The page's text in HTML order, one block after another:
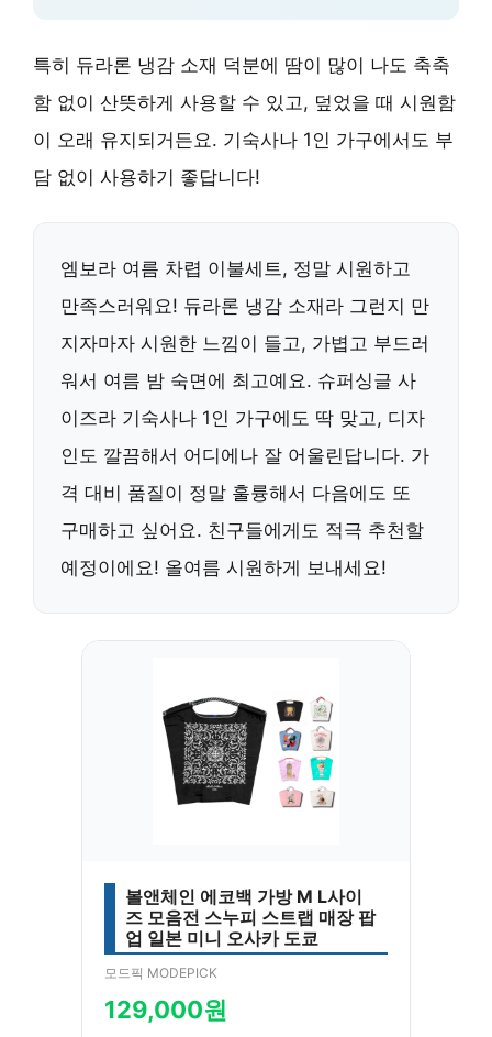
특히 듀라론 냉감 소재 덕분에 땀이 많이 나도 축축
함 없이 산뜻하게 사용할 수 있고, 덮었을 때 시원함
이 오래 유지되거든요. 기숙사나 1인 가구에서도 부
담 없이 사용하기 좋답니다!
엠보라 여름 차렵 이불세트, 정말 시원하고
만족스러워요! 듀라론 냉감 소재라 그런지 만
지자마자 시원한 느낌이 들고, 가볍고 부드러
워서 여름 밤 숙면에 최고예요. 슈퍼싱글 사
이즈라 기숙사나 1인 가구에도 딱 맞고, 디자
인도 깔끔해서 어디에나 잘 어울린답니다. 가
격 대비 품질이 정말 훌륭해서 다음에도 또
구매하고 싶어요. 친구들에게도 적극 추천할
예정이에요! 올여름 시원하게 보내세요!
볼앤체인 에코백 가방 M L사이
즈 모음전 스누피 스트랩 매장 팝
업 일본 미니 오사카 도쿄
모드픽 MODEPICK
129,000원